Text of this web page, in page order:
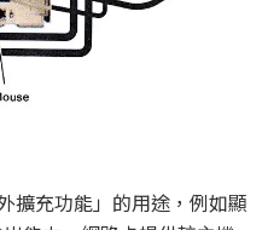
擴充功能」的用途，例如顯